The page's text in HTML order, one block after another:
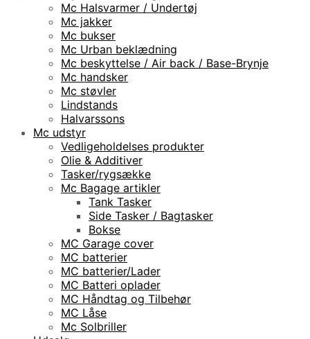
Mc Halsvarmer / Undertøj
Mc jakker
Mc bukser
Mc Urban beklædning
Mc beskyttelse / Air back / Base-Brynje
Mc handsker
Mc støvler
Lindstands
Halvarssons
Mc udstyr
Vedligeholdelses produkter
Olie & Additiver
Tasker/rygsække
Mc Bagage artikler
Tank Tasker
Side Tasker / Bagtasker
Bokse
MC Garage cover
MC batterier
MC batterier/Lader
MC Batteri oplader
MC Håndtag og Tilbehør
MC Låse
Mc Solbriller